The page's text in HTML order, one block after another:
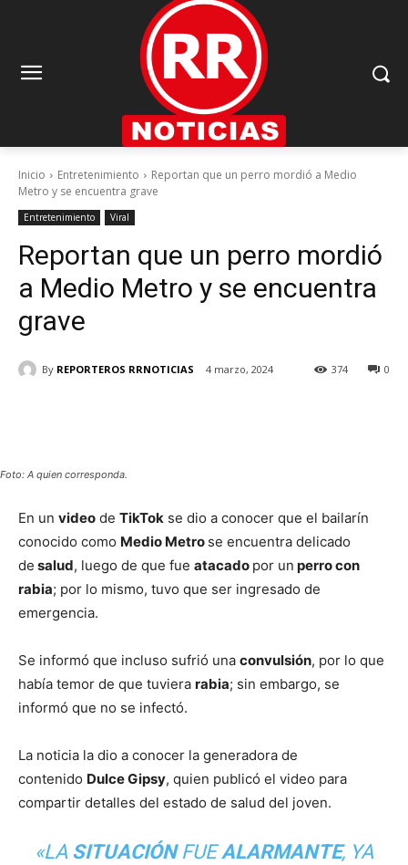
Inicio Entretenimiento
Reportan que un perro mordió a Medio
Metro y se encuentra grave
Entretenimiento Viral
Reportan que un perro mordió
a Medio Metro y se encuentra
grave
By REPORTEROS RRNOTICIAS 4 marzo, 2024 0
374
Foto: A quien corresponda.
En un video de TikTok se dio a conocer que el bailarín
conocido como Medio Metro se encuentra delicado
de salud, luego de que fue atacado por un perro con
rabia; por lo mismo, tuvo que ser ingresado de
emergencia.
Se informó que incluso sufrió una convulsión, por lo que
había temor de que tuviera rabia; sin embargo, se
informó que no se infectó.
La noticia la dio a conocer la generadora de
contenido Dulce Gipsy, quien publicó el video para
compartir detalles del estado de salud del joven.
«LA SITUACIÓNFUEALARMANTE, YA